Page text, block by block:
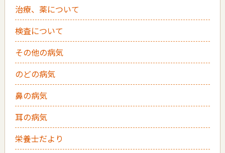
治療、薬について
検査について
その他の病気
のどの病気
鼻の病気
耳の病気
栄養士だより